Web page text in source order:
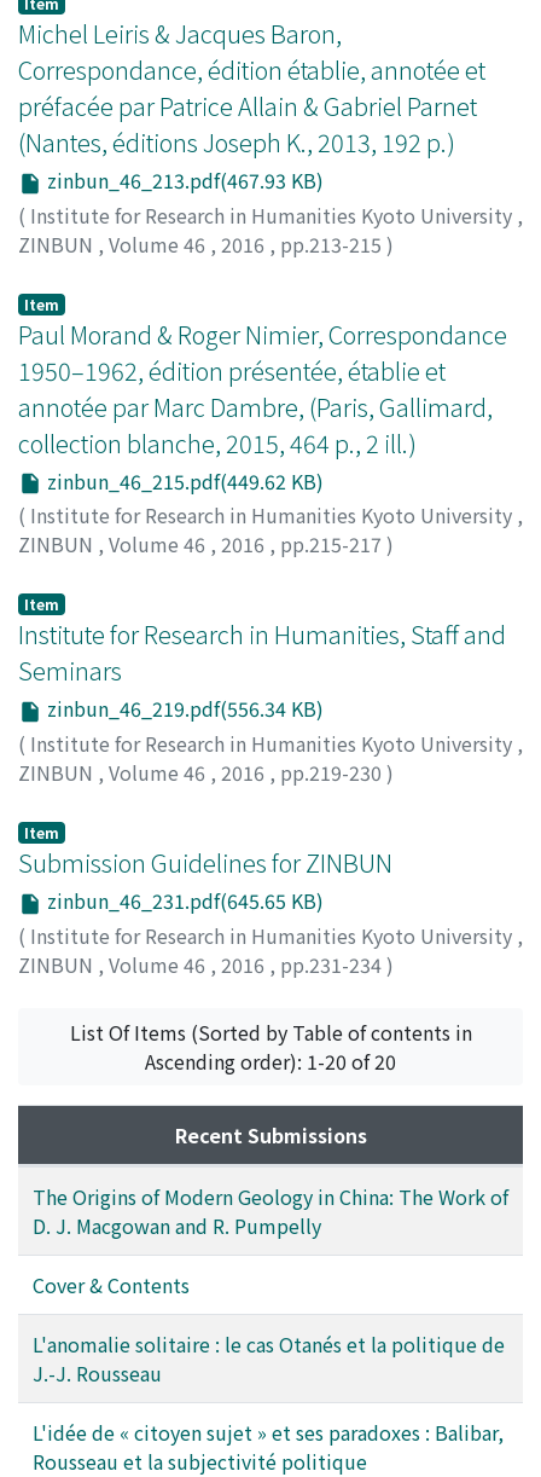
disseminators of modern geology in and on China.
Some of their achievements, which were realized with
help of Chinese intellectuals, were inherited by Chinese
geologists of subsequent generations. Historical
analyses of their works should shed light on the
diversity of "Chinese Geology".
suspension system" with which a sword is suspended
by two straps and two fixtures attached on its scabbard.
Through an examination of daggers and swords
represented in Central Asian art, I consider the
possibility that the two-point suspension system
became prevalent in eastern Eurasia in connection with
the Hephthalite occupation of Central Asia from the
second half of the fifth century through the first half of
the sixth century.
Michel Leiris & Jacques Baron,
Correspondance, édition établie, annotée et
préfacée par Patrice Allain & Gabriel Parnet
(Nantes, éditions Joseph K., 2013, 192 p.)
zinbun_46_213.pdf(467.93 KB)
( Institute for Research in Humanities Kyoto University ,
ZINBUN , Volume 46 , 2016 , pp.213-215 )
Item
Paul Morand & Roger Nimier, Correspondance
1950–1962, édition présentée, établie et
annotée par Marc Dambre, (Paris, Gallimard,
collection blanche, 2015, 464 p., 2 ill.)
zinbun_46_215.pdf(449.62 KB)
( Institute for Research in Humanities Kyoto University ,
ZINBUN , Volume 46 , 2016 , pp.215-217 )
Item
Institute for Research in Humanities, Staff and
Seminars
zinbun_46_219.pdf(556.34 KB)
( Institute for Research in Humanities Kyoto University ,
ZINBUN , Volume 46 , 2016 , pp.219-230 )
Item
Submission Guidelines for ZINBUN
zinbun_46_231.pdf(645.65 KB)
( Institute for Research in Humanities Kyoto University ,
ZINBUN , Volume 46 , 2016 , pp.231-234)
List Of Items (Sorted by Table of contents in
Ascending order): 1-20 of 20
Recent Submissions
The Origins of Modern Geology in China: The Work of
D. J. Macgowan and R. Pumpelly
Cover & Contents
L'anomalie solitaire : le cas Otanés et la politique de
J.-J. Rousseau
L'idée de « citoyen sujet » et ses paradoxes : Balibar,
Rousseau et la subjectivité politique